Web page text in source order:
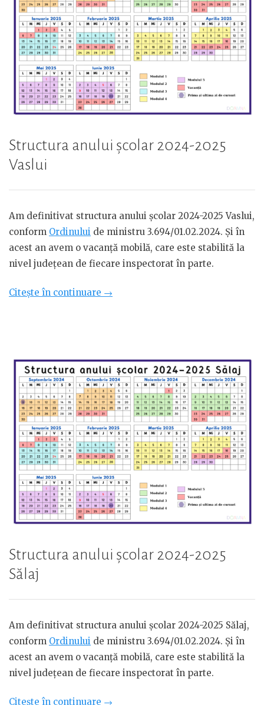
Structura anului școlar 2024-2025
Vaslui
Am definitivat structura anului școlar 2024-2025 Vaslui,
conform Ordinului de ministru 3.694/01.02.2024. Și în
acest an avem o vacanță mobilă, care este stabilită la
nivel județean de fiecare inspectorat în parte.
Citește în continuare „Structura
Vaslui”
→
Structura anului școlar 2024-2025
Sălaj
Am definitivat structura anului școlar 2024-2025 Sălaj,
conform Ordinului de ministru 3.694/01.02.2024. Și în
acest an avem o vacanță mobilă, care este stabilită la
nivel județean de fiecare inspectorat în parte.
Citește în continuare „Structura
→